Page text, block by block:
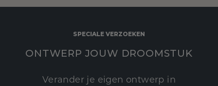
SPECIALE VERZOEKEN
ONTWERP JOUW DROOMSTUK
Verander je eigen ontwerp in